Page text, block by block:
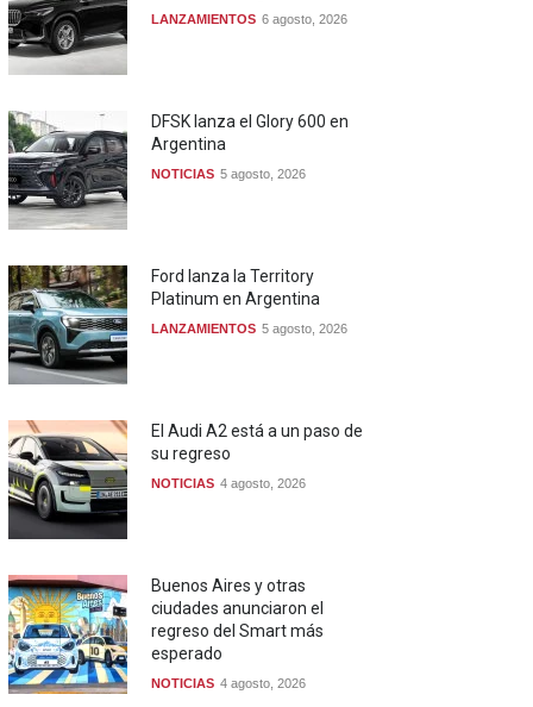
LANZAMIENTOS 6 agosto, 2026
DFSK lanza el Glory 600 en
Argentina
NOTICIAS 5 agosto, 2026
Ford lanza la Territory
Platinum en Argentina
LANZAMIENTOS 5 agosto, 2026
El Audi A2 está a un paso de
su regreso
NOTICIAS 4 agosto, 2026
Buenos Aires y otras
ciudades anunciaron el
regreso del Smart más
esperado
NOTICIAS 4 agosto, 2026